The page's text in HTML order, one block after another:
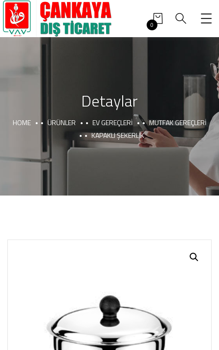
0
Detaylar
HOME ÜRÜNLER EV GEREÇLERI
MUTFAK GEREÇLERI
KAPAKLI ŞEKERLIK